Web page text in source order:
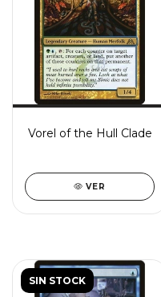
Vorel of the Hull Clade
VER
SIN STOCK